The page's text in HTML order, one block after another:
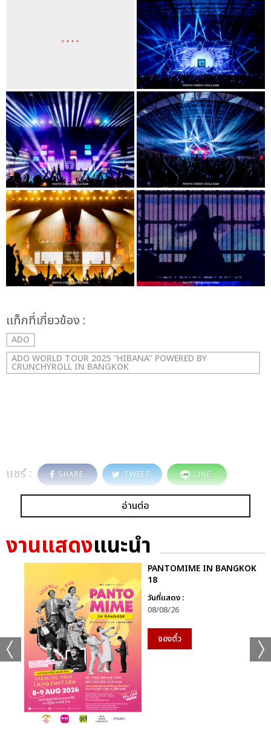
เเท็กที่เกี่ยวข้อง :
ADO
ADO WORLD TOUR 2025 ''HIBANA'' POWERED BY
CRUNCHYROLL IN BANGKOK
แชร์ : SHARE TWEET LINE
อ่านต่อ
งานแสดงแนะนำ
PANTOMIME IN BANGKOK
18
วันที่แสดง :
08/08/26
จองตั๋ว